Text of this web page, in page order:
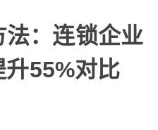
：连锁企业
55%对比